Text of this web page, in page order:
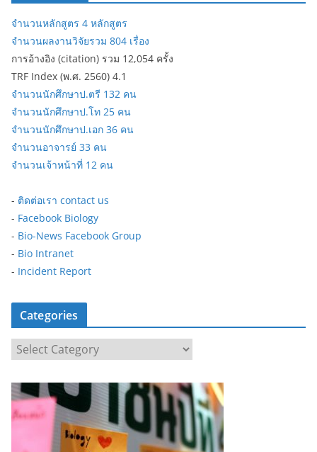
จำนวนหลักสูตร 4 หลักสูตร
จำนวนผลงานวิจัยรวม 804 เรื่อง
การอ้างอิง (citation) รวม 12,054 ครั้ง
TRF Index (พ.ศ. 2560) 4.1
จำนวนนักศึกษาป.ตรี 132 คน
จำนวนนักศึกษาป.โท 25 คน
จำนวนนักศึกษาป.เอก 36 คน
จำนวนอาจารย์ 33 คน
จำนวนเจ้าหน้าที่ 12 คน
- ติดต่อเรา contact us
- Facebook Biology
- Bio-News Facebook Group
- Bio Intranet
- Incident Report
Categories
t
e
g